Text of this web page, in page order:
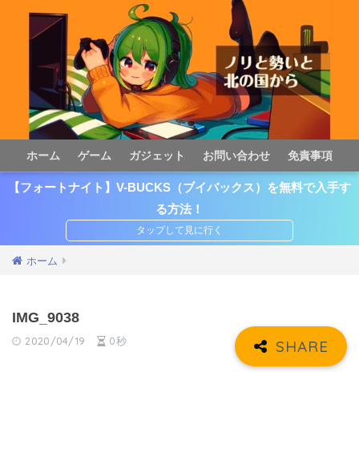
ホーム ゲーム ガジェット お問い合わせ 免責事項
【フォートナイト】V-BUCKS（ブイバックス）を無料で入手す
る方法！
ホーム
IMG_9038
2020/04/19 0秒